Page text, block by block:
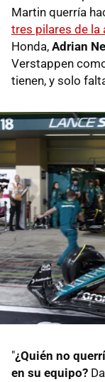
Martin querría
tres pilares de la
Honda, Adrian
Verstappen
tienen, y solo
"¿Quién no
en su equipo?